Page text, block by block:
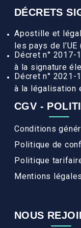
DÉCRETS
Apostille et
les pays de
Décret n°
à la signature
Décret n°
à la légalisation
CGV -
Conditions
Politique de
Politique
Mentions légales
NOUS